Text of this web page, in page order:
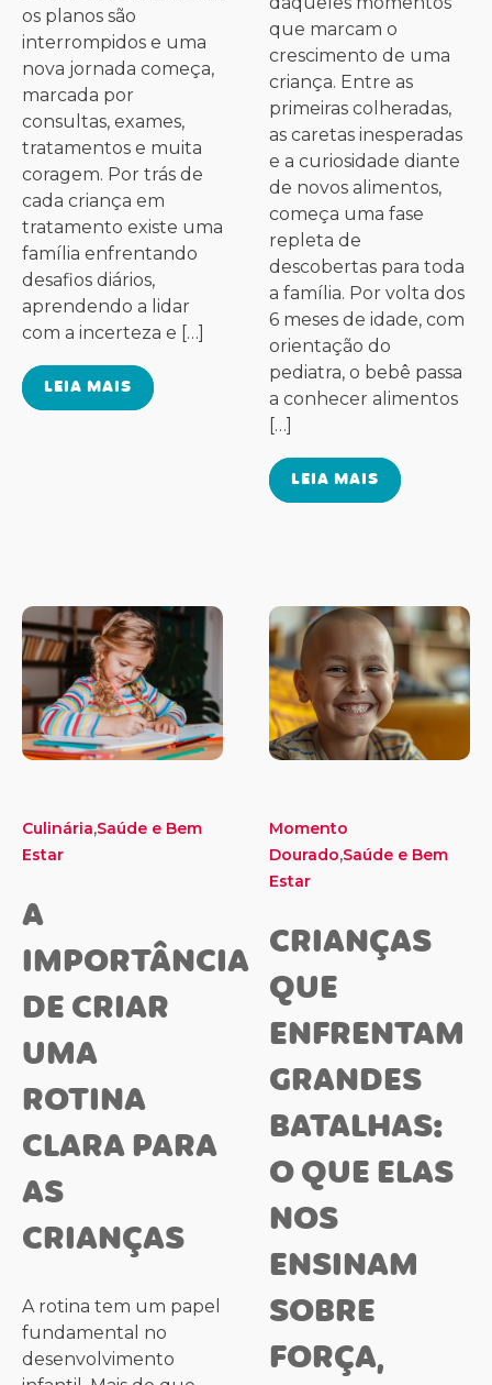
os planos são
interrompidos e uma
nova jornada começa,
marcada por
consultas, exames,
tratamentos e muita
coragem. Por trás de
cada criança em
tratamento existe uma
família enfrentando
desafios diários,
aprendendo a lidar
com a incerteza e […]
LEIA MAIS
que marcam o
crescimento de uma
criança. Entre as
primeiras colheradas,
as caretas inesperadas
e a curiosidade diante
de novos alimentos,
começa uma fase
repleta de
descobertas para toda
a família. Por volta dos
6 meses de idade, com
orientação do
pediatra, o bebê passa
a conhecer alimentos
[…]
LEIA MAIS
Culinária,Saúde e Bem
Estar
A
IMPORTÂNCIA
DE CRIAR
UMA
ROTINA
CLARA PARA
AS
CRIANÇAS
A rotina tem um papel
fundamental no
desenvolvimento
Momento
Dourado,Saúde e Bem
Estar
CRIANÇAS
QUE
ENFRENTAM
GRANDES
BATALHAS:
O QUE ELAS
NOS
ENSINAM
SOBRE
FORÇA,